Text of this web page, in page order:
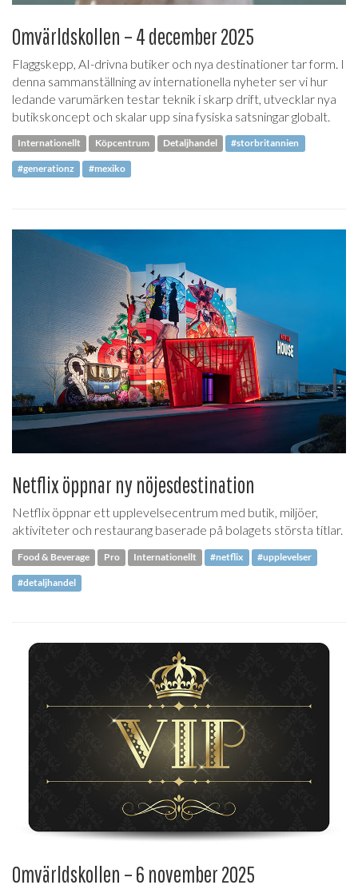
Omvärldskollen – 4 december 2025
Flaggskepp, AI-drivna butiker och nya destinationer tar form. I
denna sammanställning av internationella nyheter ser vi hur
ledande varumärken testar teknik i skarp drift, utvecklar nya
butikskoncept och skalar upp sina fysiska satsningar globalt.
Internationellt Köpcentrum Detaljhandel #storbritannien
#generationz #mexiko
Netflix öppnar ny nöjesdestination
Netflix öppnar ett upplevelsecentrum med butik, miljöer,
aktiviteter och restaurang baserade på bolagets största titlar.
Food & Beverage Pro Internationellt #netflix #upplevelser
#detaljhandel
Omvärldskollen – 6 november 2025